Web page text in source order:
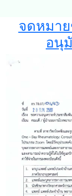
จดหมา
อนุ